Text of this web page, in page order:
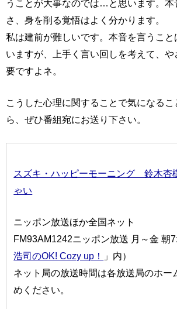
うことが大事なのでは…と思います。本
さ、身を削る覚悟はよく分かります。
私は建前が難しいです。本音を言うこ
いますが、上手く言い回しを考えて、
要ですよネ。
こうした心理に関することで気になるこ
ら、ぜひ番組宛にお送り下さい。
スズキ・ハッピーモーニング 鈴木杏
ゃい
ニッポン放送ほか全国ネット
FM93AM1242ニッポン放送 月～金 朝
浩司のOK! Cozy up！
」内）
ネット局の放送時間は各放送局のホー
めください。